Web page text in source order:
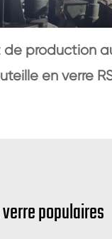
de production
en verre
populaires